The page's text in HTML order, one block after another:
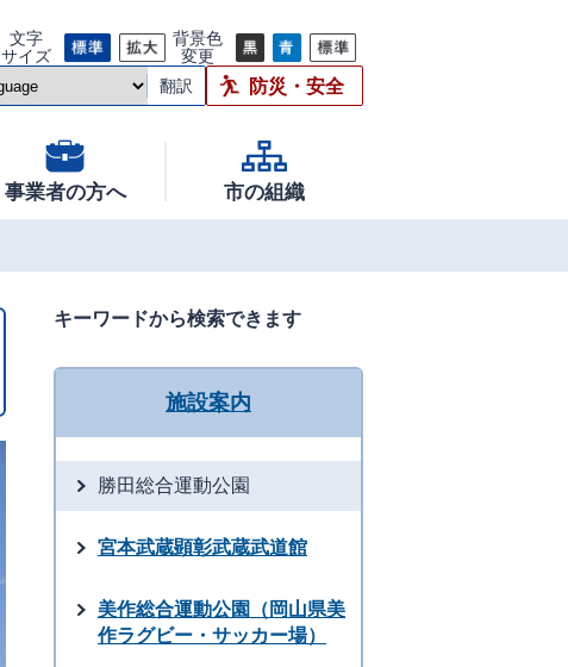
文字
サイズ
背景色
変更
翻訳
防災・安全
事業者の方へ 市の組織
キーワードから検索できます
施設案内
勝田総合運動公園
宮本武蔵顕彰武蔵武道館
美作総合運動公園（岡山県美
作ラグビー・サッカー場）